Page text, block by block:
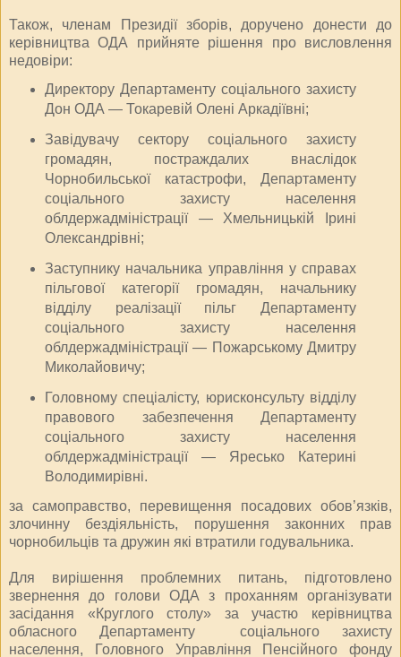
Також, членам Президії зборів, доручено донести до
керівництва ОДА прийняте рішення про висловлення
недовіри:
Директору Департаменту соціального захисту
Дон ОДА — Токаревій Олені Аркадіївні;
Завідувачу сектору соціального захисту
громадян, постраждалих внаслідок
Чорнобильської катастрофи, Департаменту
соціального захисту населення
облдержадміністрації — Хмельницькій Ірині
Олександрівні;
Заступнику начальника управління у справах
пільгової категорії громадян, начальнику
відділу реалізації пільг Департаменту
соціального захисту населення
облдержадміністрації — Пожарському Дмитру
Миколайовичу;
Головному спеціалісту, юрисконсульту відділу
правового забезпечення Департаменту
соціального захисту населення
облдержадміністрації — Яресько Катерині
Володимирівні.
за самоправство, перевищення посадових обов’язків,
злочинну бездіяльність, порушення законних прав
чорнобильців та дружин які втратили годувальника.
Для вирішення проблемних питань, підготовлено
звернення до голови ОДА з проханням організувати
засідання «Круглого столу» за участю керівництва
обласного Департаменту соціального захисту
населення, Головного Управління Пенсійного фонду